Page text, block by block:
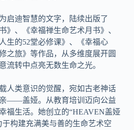
启迪智慧的文字，陆续出版了
》、《幸福禅生命艺术月书》、
生的52堂必修课》、《幸福心
之旅》等作品，从多维度展开圆
流转中点亮无数生命之光。
人类意识的觉醒，宛如古老神话
——盖娅。从教育培训迈向公益
福生活。她创立的“HEAVEN盖娅
构建充满美与善的生命艺术空